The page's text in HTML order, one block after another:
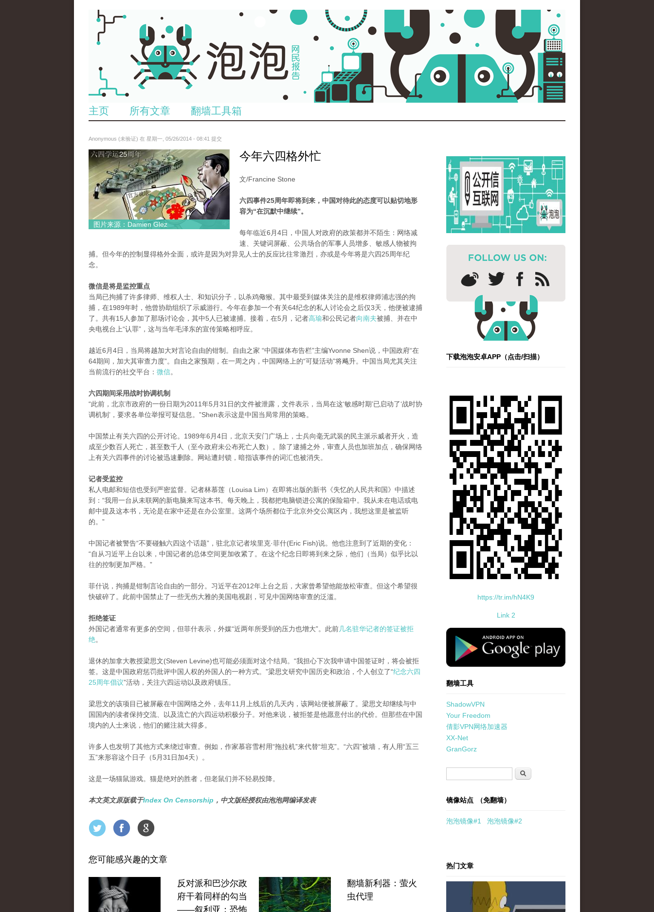
主页 所有文章 翻墙工具箱
Anonymous (未验证) 在 星期一, 05/26/2014 - 08:41 提交
paopao_tiananmen.jpg
图片来源：Damien Glez
今年六四格外忙
文/Francine Stone
六四事件25周年即将到来，中国对待此的态度可以贴切地形
容为“在沉默中继续”。
每年临近6月4日，中国人对政府的政策都并不陌生：网络减
速、关键词屏蔽、公共场合的军事人员增多、敏感人物被拘
捕。但今年的控制显得格外全面，或许是因为对异见人士的反应比往常激烈，亦或是今年将是六四25周年纪
念。
微信是将是监控重点
当局已拘捕了许多律师、维权人士、和知识分子，以杀鸡儆猴。其中最受到媒体关注的是维权律师浦志强的拘
捕，在1989年时，他曾协助组织了示威游行。今年在参加一个有关64纪念的私人讨论会之后仅3天，他便被逮捕
了。共有15人参加了那场讨论会，其中5人已被逮捕。接着，在5月，记者高瑜和公民记者向南夫被捕、并在中
央电视台上“认罪”，这与当年毛泽东的宣传策略相呼应。
越近6月4日，当局将越加大对言论自由的钳制。自由之家 “中国媒体布告栏”主编Yvonne Shen说，中国政府“在
64期间，加大其审查力度”。自由之家预期，在一周之内，中国网络上的“可疑活动”将飚升。中国当局尤其关注
当前流行的社交平台： 微信。
六四期间采用战时协调机制
“此前，北京市政府的一份日期为2011年5月31日的文件被泄露，文件表示，当局在这‘敏感时期’已启动了‘战时协
调机制’，要求各单位举报可疑信息。”Shen表示这是中国当局常用的策略。
中国禁止有关六四的公开讨论。1989年6月4日，北京天安门广场上，士兵向毫无武装的民主派示威者开火，造
成至少数百人死亡，甚至数千人（至今政府未公布死亡人数）。除了逮捕之外，审查人员也加班加点，确保网络
上有关六四事件的讨论被迅速删除。网站遭封锁，暗指该事件的词汇也被消失。
记者受监控
私人电邮和短信也受到严密监督。记者林慕莲（Louisa Lim）在即将出版的新书《失忆的人民共和国》中描述
到：“我用一台从未联网的新电脑来写这本书。每天晚上，我都把电脑锁进公寓的保险箱中。我从未在电话或电
邮中提及这本书，无论是在家中还是在办公室里。这两个场所都位于北京外交公寓区内，我想这里是被监听
的。”
中国记者被警告“不要碰触六四这个话题”，驻北京记者埃里克·菲什(Eric Fish)说。他也注意到了近期的变化：
“自从习近平上台以来，中国记者的总体空间更加收紧了。在这个纪念日即将到来之际，他们（当局）似乎比以
往的控制更加严格。”
菲什说，拘捕是钳制言论自由的一部分。习近平在2012年上台之后，大家曾希望他能放松审查。但这个希望很
快破碎了。此前中国禁止了一些无伤大雅的美国电视剧，可见中国网络审查的泛滥。
拒绝签证
外国记者通常有更多的空间，但菲什表示，外媒“近两年所受到的压力也增大”。此前几名驻华记者的签证被拒
绝。
退休的加拿大教授梁思文(Steven Levine)也可能必须面对这个结局。“我担心下次我申请中国签证时，将会被拒
签。这是中国政府惩罚批评中国人权的外国人的一种方式。”梁思文研究中国历史和政治，个人创立了“纪念六四
25周年倡议”活动，关注六四运动以及政府镇压。
梁思文的该项目已被屏蔽在中国网络之外，去年11月上线后的几天内，该网站便被屏蔽了。梁思文却继续与中
国国内的读者保持交流、以及流亡的六四运动积极分子。对他来说，被拒签是他愿意付出的代价。但那些在中国
境内的人士来说，他们的赌注就大得多。
许多人也发明了其他方式来绕过审查。例如，作家慕容雪村用“拖拉机”来代替“坦克”。“六四”被墙，有人用“五三
五”来形容这个日子（5月31日加4天）。
这是一场猫鼠游戏。猫是绝对的胜者，但老鼠们并不轻易投降。
本文英文原版载于Index On Censorship ，中文版经授权由泡泡网编译发表
您可能感兴趣的文章
反对派和巴沙尔政
府干着同样的勾当
——叙利亚：恐怖
翻墙新利器：萤火
虫代理
下载泡泡安卓APP（点击/扫描）
https://tr.im/hN4K9
Link 2
standard-icon-googleplay-app-store.png
翻墙工具
ShadowVPN
Your Freedom
倩影VPN网络加速器
XX-Net
GranGorz
搜索
镜像站点 （免翻墙）
泡泡镜像#1 泡泡镜像#2
热门文章